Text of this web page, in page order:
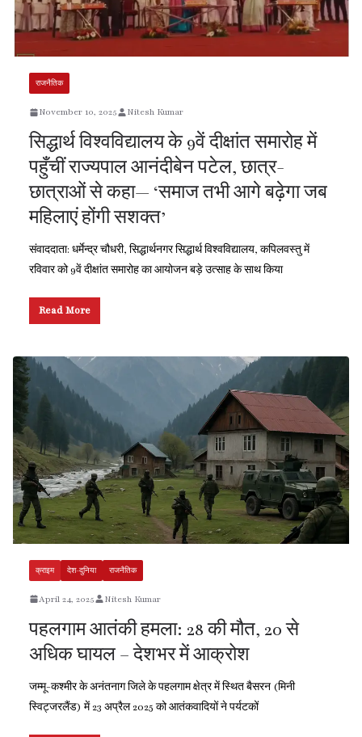
राजनैतिक
November 10, 2025 Nitesh Kumar
सिद्धार्थ विश्वविद्यालय के 9वें दीक्षांत समारोह में
पहुँचीं राज्यपाल आनंदीबेन पटेल, छात्र-
छात्राओं से कहा— ‘समाज तभी आगे बढ़ेगा जब
महिलाएं होंगी सशक्त’
संवाददाता: धर्मेन्द्र चौधरी, सिद्धार्थनगर सिद्धार्थ विश्वविद्यालय, कपिलवस्तु में
रविवार को 9वें दीक्षांत समारोह का आयोजन बड़े उत्साह के साथ किया
Read More
क्राइम देश-दुनिया राजनैतिक
April 24, 2025 Nitesh Kumar
पहलगाम आतंकी हमला: 28 की मौत, 20 से
अधिक घायल – देशभर में आक्रोश
जम्मू-कश्मीर के अनंतनाग जिले के पहलगाम क्षेत्र में स्थित बैसरन (मिनी
स्विट्जरलैंड) में 23 अप्रैल 2025 को आतंकवादियों ने पर्यटकों